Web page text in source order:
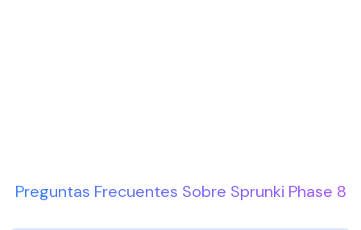
Preguntas Frecuentes Sobre Sprunki Phase 8